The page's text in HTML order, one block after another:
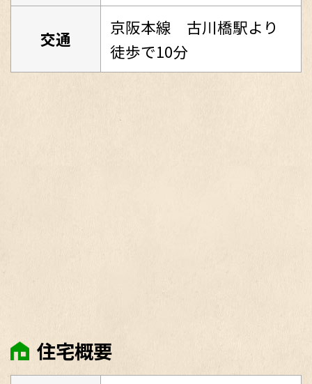
交通
京阪本線 古川橋駅より
徒歩で10分
住宅概要